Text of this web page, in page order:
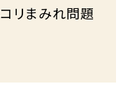
リまみれ問題